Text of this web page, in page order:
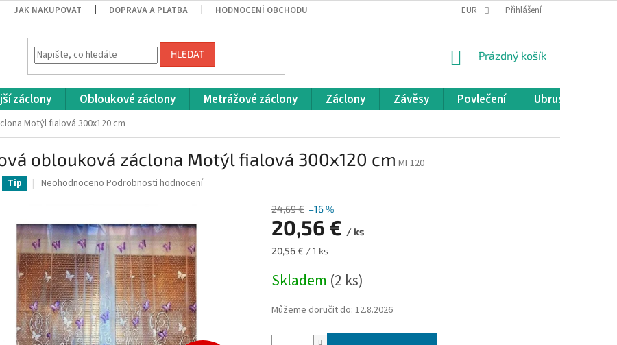
JAK NAKUPOVAT DOPRAVA A PLATBA HODNOCENÍ OBCHODU OBCHODNÍ PODMÍNKY
EUR Přihlášení
HLEDAT
NÁKUPNÍ
Prázdný košík
záclony Obloukové záclony Metrážové záclony Záclony Závěsy Povlečení Ubrusy
Motýl fialová 300x120 cm
oblouková záclona Motýl fialová 300x120 cm MF120
Tip
Průměrné
je
0,0
z
5
hvězdiček.
Neohodnoceno Podrobnosti hodnocení
24,69 € –16 %
20,56 € / ks
Měrná
20,56 € / 1 ks
Skladem (2 ks)
Můžeme doručit do: 12.8.2026